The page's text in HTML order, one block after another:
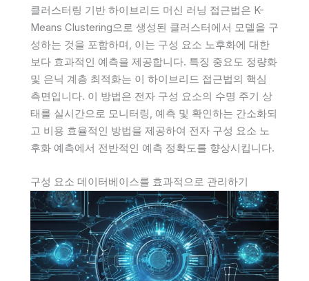
클러스터링 기반 하이브리드 머신 러닝 접근법은 K-
Means Clustering으로 생성된 클러스터에서 모델을 구
성하는 것을 포함하며, 이는 구성 요소 노후화에 대한
보다 효과적인 예측을 제공합니다. 특징 중요도 정량화
및 은닉 계층 최적화는 이 하이브리드 접근법의 핵심
측면입니다. 이 방법은 전자 구성 요소의 수명 주기 상
태를 실시간으로 모니터링, 예측 및 확인하는 간소화되
고 비용 효율적인 방법을 제공하여 전자 구성 요소 노
후화 예측에서 전반적인 예측 정확도를 향상시킵니다.
구성 요소 데이터베이스를 효과적으로 관리하기